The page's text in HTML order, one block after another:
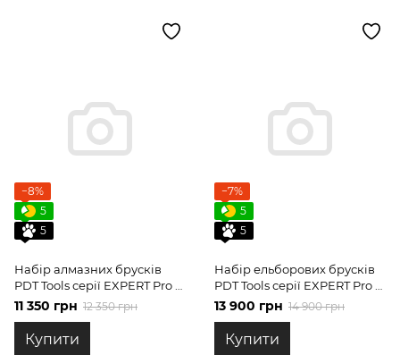
−8%
5
5
Набір алмазних брусків
PDT Tools серії EXPERT Pro 5
шт.
11 350 грн 12 350 грн
Купити
−7%
5
5
Набір ельборових брусків
PDT Tools серії EXPERT Pro 5
шт.
13 900 грн 14 900 грн
Купити